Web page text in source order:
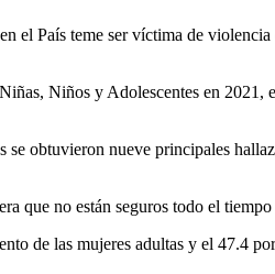
el País teme ser víctima de
Niños y Adolescentes en 2021,
obtuvieron nueve principales
que no están seguros todo el
de las mujeres adultas y el 47.4